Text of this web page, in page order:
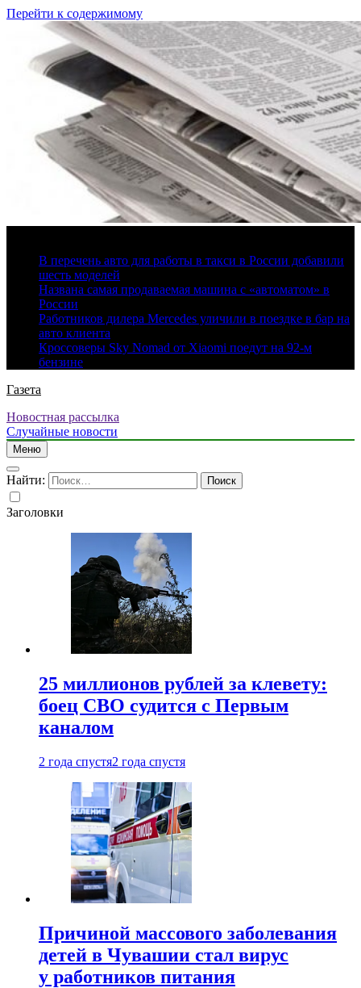
Перейти к содержимому
В перечень авто для работы в такси в России добавили
шесть моделей
Названа самая продаваемая машина с «автоматом» в
России
Работников дилера Mercedes уличили в поездке в бар на
авто клиента
Кроссоверы Sky Nomad от Xiaomi поедут на 92-м
бензине
Газета
Новостная рассылка
Случайные новости
Меню
Найти:
Заголовки
25 миллионов рублей за клевету:
боец СВО судится с Первым
каналом
2 года спустя2 года спустя
Причиной массового заболевания
детей в Чувашии стал вирус
у работников питания